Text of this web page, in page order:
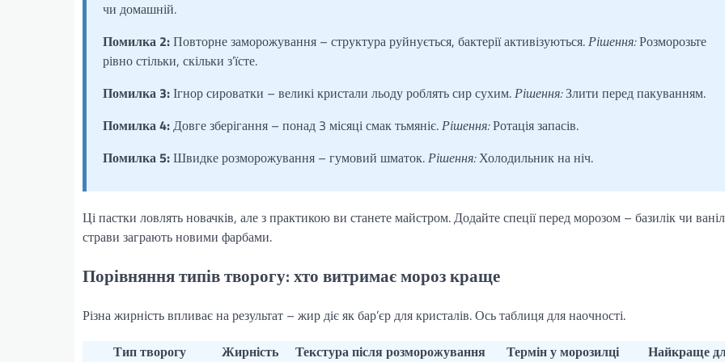
чи домашній.
Помилка 2:Повторне заморожування – структура руйнується, бактерії активізуються.Рішення:Розморозьте
рівно стільки, скільки з’їсте.
Помилка 3:Ігнор сироватки – великі кристали льоду роблять сир сухим.Рішення:Злити перед пакуванням.
Помилка 4:Довге зберігання – понад 3 місяці смак тьмяніє.Рішення:Ротація запасів.
Помилка 5:Швидке розморожування – гумовий шматок.Рішення:Холодильник на ніч.
Ці пастки ловлять новачків, але з практикою ви станете майстром. Додайте спеції перед морозом – базилік чи
страви заграють новими фарбами.
Порівняння типів творогу: хто витримає мороз краще
Різна жирність впливає на результат – жир діє як бар’єр для кристалів. Ось таблиця для наочності.
Тип творогу
Жирність Текстура після розморожування Термін у морозилці Найкраще